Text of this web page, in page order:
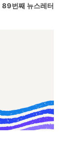
번째 뉴스레터